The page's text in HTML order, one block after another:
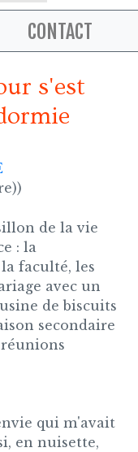
CONTACT
s'est
de la vie
: la
faculté, les
avec un
de biscuits
secondaire
réunions
qui m'avait
en nuisette,